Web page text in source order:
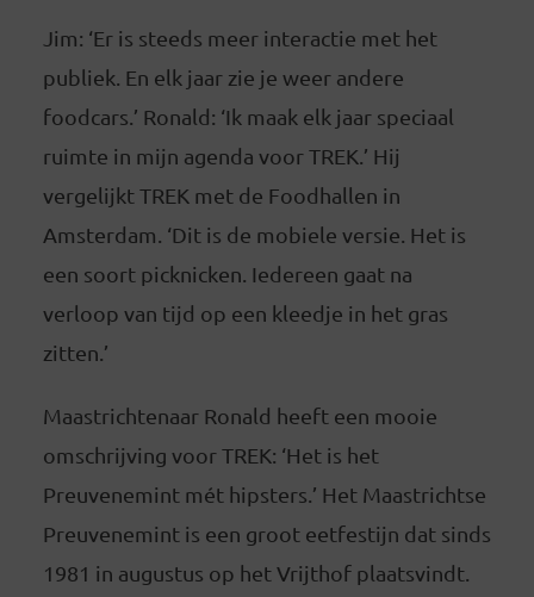
Jim: ‘Er is steeds meer interactie met het
publiek. En elk jaar zie je weer andere
foodcars.’ Ronald: ‘Ik maak elk jaar speciaal
ruimte in mijn agenda voor TREK.’ Hij
vergelijkt TREK met de Foodhallen in
Amsterdam. ‘Dit is de mobiele versie. Het is
een soort picknicken. Iedereen gaat na
verloop van tijd op een kleedje in het gras
zitten.’
Maastrichtenaar Ronald heeft een mooie
omschrijving voor TREK: ‘Het is het
Preuvenemint mét hipsters.’ Het Maastrichtse
Preuvenemint is een groot eetfestijn dat sinds
1981 in augustus op het Vrijthof plaatsvindt.